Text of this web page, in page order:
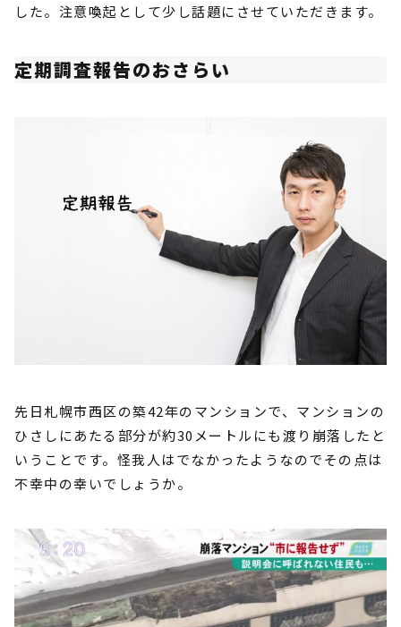
した。注意喚起として少し話題にさせていただきます。
定期調査報告のおさらい
先日札幌市西区の築42年のマンションで、マンションの
ひさしにあたる部分が約30メートルにも渡り崩落したと
いうことです。怪我人はでなかったようなのでその点は
不幸中の幸いでしょうか。